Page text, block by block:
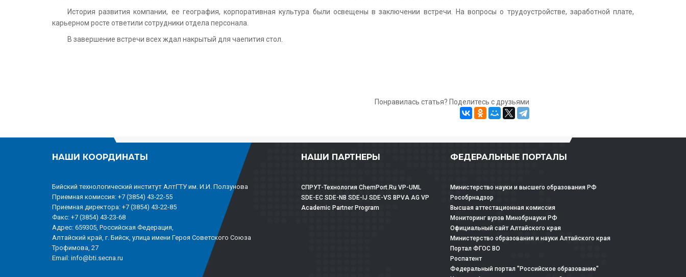
История развития компании, ее география, корпоративная культура были освещены в заключении встречи. На вопросы о трудоустройстве, заработной плате,
карьерном росте ответили сотрудники отдела персонала.
В завершение встречи всех ждал накрытый для чаепития стол.
Понравилась статья? Поделитесь с друзьями
НАШИ КООРДИНАТЫ
Бийский технологический институт АлтГТУ им. И.И. Ползунова
Приемная комиссия: +7 (3854) 43-22-55
Приемная директора: +7 (3854) 43-22-85
Факс: +7 (3854) 43-23-68
Адрес: 659305, Российская Федерация,
Алтайский край, г. Бийск, улица имени Героя Советского Союза
Трофимова, 27
Email: info@bti.secna.ru
НАШИ ПАРТНЕРЫ
СПРУТ-Технология ChemPort.Ru VP-UML
SDE-EC SDE-NB SDE-IJ SDE-VS BPVA AG VP
Academic Partner Program
ФЕДЕРАЛЬНЫЕ ПОРТАЛЫ
Министерство науки и высшего образования РФ
Рособрнадзор
Высшая аттестационная комиссия
Мониторинг вузов Минобрнауки РФ
Официальный сайт Алтайского края
Министерство образования и науки Алтайского края
Портал ФГОС ВО
Роспатент
Федеральный портал "Российское образование"